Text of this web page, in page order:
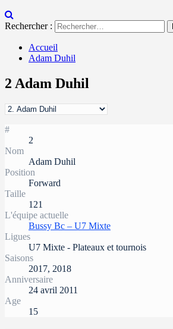
Rechercher :
Accueil
Adam Duhil
2 Adam Duhil
#
2
Nom
Adam Duhil
Position
Forward
Taille
121
L'équipe actuelle
Bussy Bc – U7 Mixte
Ligues
U7 Mixte - Plateaux et tournois
Saisons
2017, 2018
Anniversaire
24 avril 2011
Age
15